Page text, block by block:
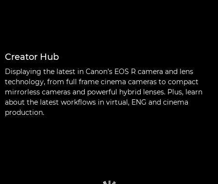
Creator Hub
Displaying the latest in Canon’s EOS R camera and lens
technology, from full frame cinema cameras to compact
mirrorless cameras and powerful hybrid lenses. Plus, learn
about the latest workflows in virtual, ENG and cinema
production.